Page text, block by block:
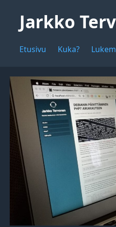
Jarkko
Etusivu Kuka?